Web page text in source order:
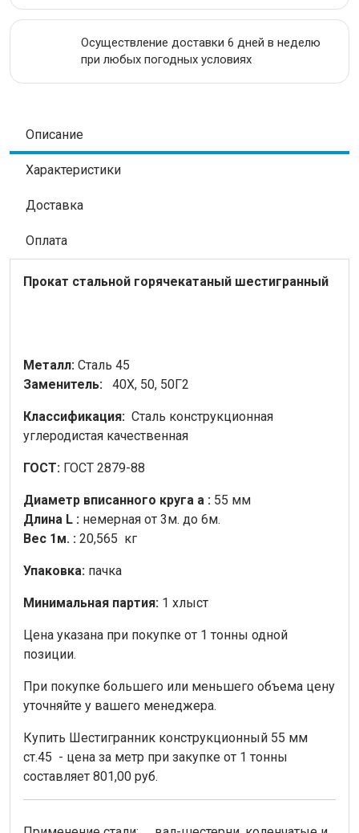
Осуществление доставки 6 дней в неделю
при любых погодных условиях
Описание
Характеристики
Доставка
Оплата
Прокат стальной горячекатаный шестигранный
Металл: Сталь 45
Заменитель: 40Х, 50, 50Г2
Классификация: Сталь конструкционная
углеродистая качественная
ГОСТ: ГОСТ 2879-88
Диаметр вписанного круга a : 55 мм
Длина L : немерная от 3м. до 6м.
Вес 1м. : 20,565 кг
Упаковка: пачка
Минимальная партия: 1 хлыст
Цена указана при покупке от 1 тонны одной
позиции.
При покупке большего или меньшего объема цену
уточняйте у вашего менеджера.
Купить Шестигранник конструкционный 55 мм
ст.45 - цена за метр при закупке от 1 тонны
составляет 801,00 руб.